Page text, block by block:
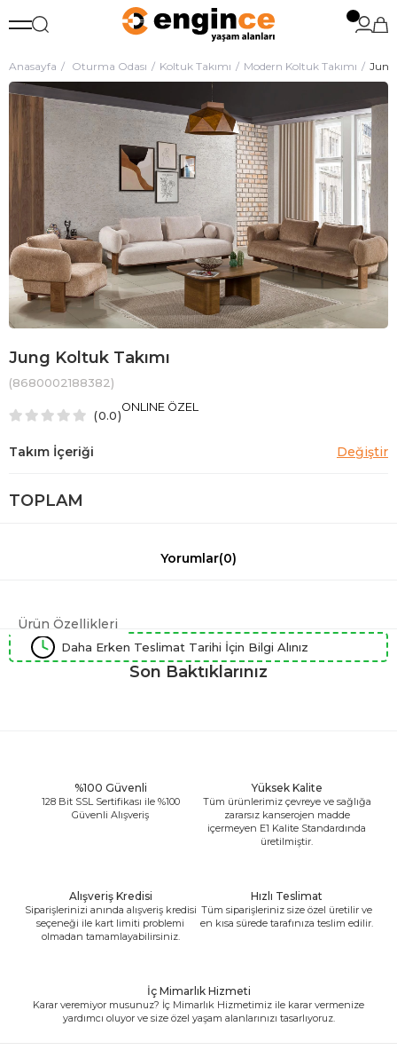
Anasayfa Oturma Odası Koltuk Takımı Modern Koltuk Takımı Jung
Jung Koltuk Takımı
(8680002188382)
0.0
ONLINE ÖZEL
TOPLAM
Yorumlar(0)
Ürün Özellikleri
Daha Erken Teslimat Tarihi İçin Bilgi Alınız
Son Baktıklarınız
%100 Güvenli
128 Bit SSL Sertifikası ile %100
Güvenli Alışveriş
Yüksek Kalite
Tüm ürünlerimiz çevreye ve sağlığa
zararsız kanserojen madde
içermeyen E1 Kalite Standardında
üretilmiştir.
Alışveriş Kredisi
Siparişlerinizi anında alışveriş kredisi
seçeneği ile kart limiti problemi
olmadan tamamlayabilirsiniz.
Hızlı Teslimat
Tüm siparişleriniz size özel üretilir ve
en kısa sürede tarafınıza teslim edilir.
İç Mimarlık Hizmeti
Karar veremiyor musunuz? İç Mimarlık Hizmetimiz ile karar vermenize
yardımcı oluyor ve size özel yaşam alanlarınızı tasarlıyoruz.